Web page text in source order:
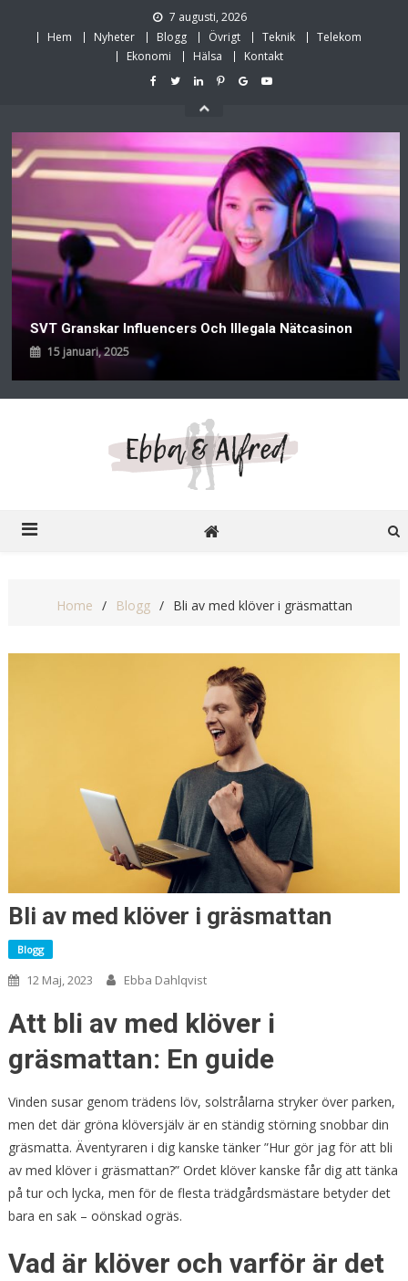
7 augusti, 2026
Hem
Nyheter Blogg Övrigt Teknik
Telekom
Ekonomi
Hälsa Kontakt
SVT Granskar Influencers Och Illegala Nätcasinon
15 januari, 2025
Home Blogg Bli av med klöver i gräsmattan
Bli av med klöver i gräsmattan
Blogg
12 Maj, 2023 Ebba Dahlqvist
Att bli av med klöver i
gräsmattan: En guide
Vinden susar genom trädens löv, solstrålarna stryker över parken,
men det där gröna klöversjälv är en ständig störning snobbar din
gräsmatta. Äventyraren i dig kanske tänker ”Hur gör jag för att bli
av med klöver i gräsmattan?” Ordet klöver kanske får dig att tänka
på tur och lycka, men för de flesta trädgårdsmästare betyder det
bara en sak – oönskad ogräs.
Vad är klöver och varför är det